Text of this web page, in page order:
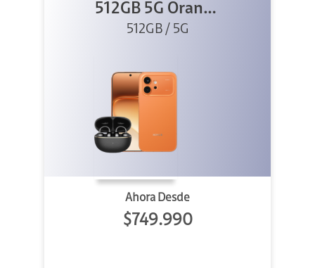
512GB 5G Orange
+ Clip 2
512GB / 5G
Ahora Desde
$749.990